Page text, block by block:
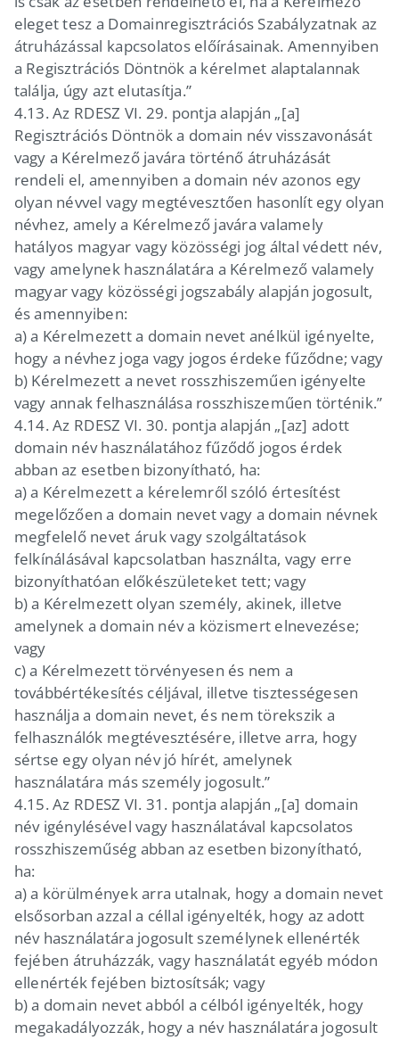
eleget tesz a Domainregisztrációs Szabályzatnak az
átruházással kapcsolatos előírásainak. Amennyiben
a Regisztrációs Döntnök a kérelmet alaptalannak
találja, úgy azt elutasítja.”
4.13. Az RDESZ VI. 29. pontja alapján „[a]
Regisztrációs Döntnök a domain név visszavonását
vagy a Kérelmező javára történő átruházását
rendeli el, amennyiben a domain név azonos egy
olyan névvel vagy megtévesztően hasonlít egy olyan
névhez, amely a Kérelmező javára valamely
hatályos magyar vagy közösségi jog által védett név,
vagy amelynek használatára a Kérelmező valamely
magyar vagy közösségi jogszabály alapján jogosult,
és amennyiben:
a)a Kérelmezett a domain nevet anélkül igényelte,
hogy a névhez joga vagy jogos érdeke fűződne; vagy
b) Kérelmezett a nevet rosszhiszeműen igényelte
vagy annak felhasználása rosszhiszeműen történik.”
4.14. Az RDESZ VI. 30. pontja alapján „[az] adott
domain név használatához fűződő jogos érdek
abban az esetben bizonyítható, ha:
a)a Kérelmezett a kérelemről szóló értesítést
megelőzően a domain nevet vagy a domain névnek
megfelelő nevet áruk vagy szolgáltatások
felkínálásával kapcsolatban használta, vagy erre
bizonyíthatóan előkészületeket tett; vagy
b)a Kérelmezett olyan személy, akinek, illetve
amelynek a domain név a közismert elnevezése;
vagy
c)a Kérelmezett törvényesen és nem a
továbbértékesítés céljával, illetve tisztességesen
használja a domain nevet, és nem törekszik a
felhasználók megtévesztésére, illetve arra, hogy
sértse egy olyan név jó hírét, amelynek
használatára más személy jogosult.”
4.15. Az RDESZ VI. 31. pontja alapján „[a] domain
név igénylésével vagy használatával kapcsolatos
rosszhiszeműség abban az esetben bizonyítható,
ha:
a)a körülmények arra utalnak, hogy a domain nevet
elsősorban azzal a céllal igényelték, hogy az adott
név használatára jogosult személynek ellenérték
fejében átruházzák, vagy használatát egyéb módon
ellenérték fejében biztosítsák; vagy
b)a domain nevet abból a célból igényelték, hogy
megakadályozzák, hogy a név használatára jogosult